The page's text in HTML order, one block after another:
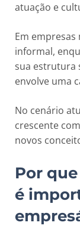
atuação e
Em empresas
informal,
sua estrutura
envolve uma
No cenário
crescente
novos
Por
é